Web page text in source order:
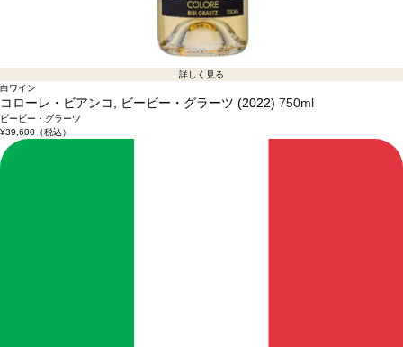
詳しく見る
白ワイン
コローレ・ビアンコ, ビービー・グラーツ (2022) 750ml
ビービー・グラーツ
¥39,600（税込）